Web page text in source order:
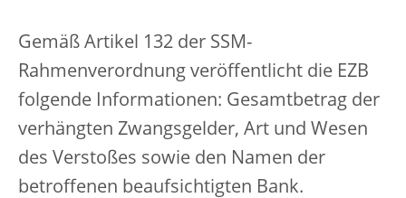
Gemäß Artikel 132 der SSM-
Rahmenverordnung veröffentlicht die EZB
folgende Informationen: Gesamtbetrag der
verhängten Zwangsgelder, Art und Wesen
des Verstoßes sowie den Namen der
betroffenen beaufsichtigten Bank.